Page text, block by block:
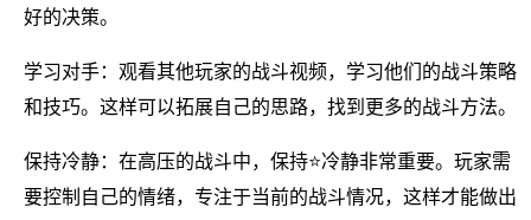
好的决策。
学习对手：观看其他玩家的战斗视频，学习他们的战斗策略
和技巧。这样可以拓展自己的思路，找到更多的战斗方法。
保持冷静：在高压的战斗中，保持⭐冷静非常重要。玩家需
要控制自己的情绪，专注于当前的战斗情况，这样才能做出